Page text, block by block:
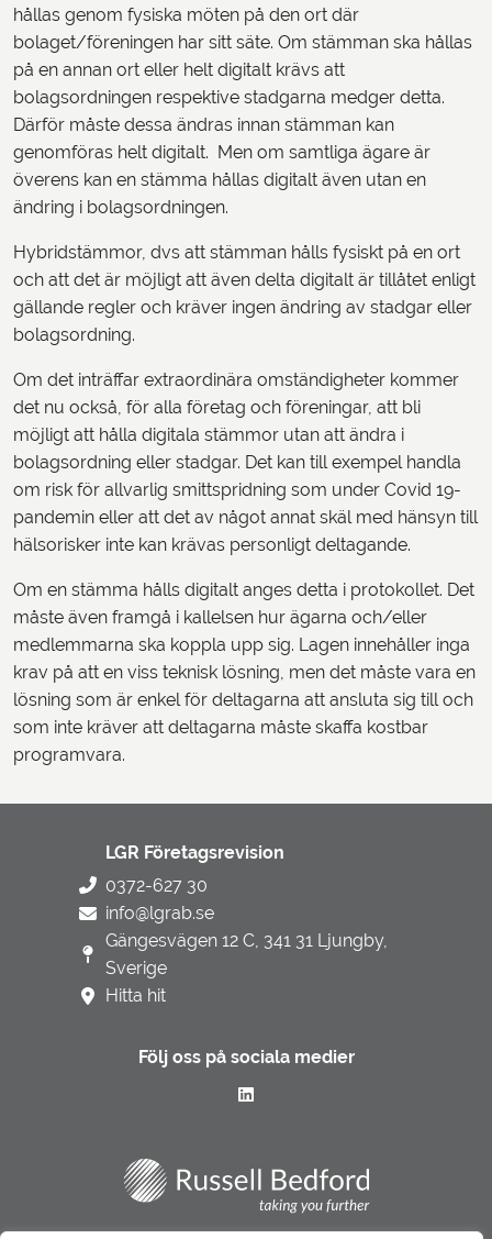
hållas genom fysiska möten på den ort där
bolaget/föreningen har sitt säte. Om stämman ska hållas
på en annan ort eller helt digitalt krävs att
bolagsordningen respektive stadgarna medger detta.
Därför måste dessa ändras innan stämman kan
genomföras helt digitalt. Men om samtliga ägare är
överens kan en stämma hållas digitalt även utan en
ändring i bolagsordningen.
Hybridstämmor, dvs att stämman hålls fysiskt på en ort
och att det är möjligt att även delta digitalt är tillåtet enligt
gällande regler och kräver ingen ändring av stadgar eller
bolagsordning.
Om det inträffar extraordinära omständigheter kommer
det nu också, för alla företag och föreningar, att bli
möjligt att hålla digitala stämmor utan att ändra i
bolagsordning eller stadgar. Det kan till exempel handla
om risk för allvarlig smittspridning som under Covid 19-
pandemin eller att det av något annat skäl med hänsyn till
hälsorisker inte kan krävas personligt deltagande.
Om en stämma hålls digitalt anges detta i protokollet. Det
måste även framgå i kallelsen hur ägarna och/eller
medlemmarna ska koppla upp sig. Lagen innehåller inga
krav på att en viss teknisk lösning, men det måste vara en
lösning som är enkel för deltagarna att ansluta sig till och
som inte kräver att deltagarna måste skaffa kostbar
programvara.
LGR Företagsrevision
0372-627 30
info@lgrab.se
Gängesvägen 12 C, 341 31 Ljungby,
Sverige
Hitta hit
Följ oss på sociala medier